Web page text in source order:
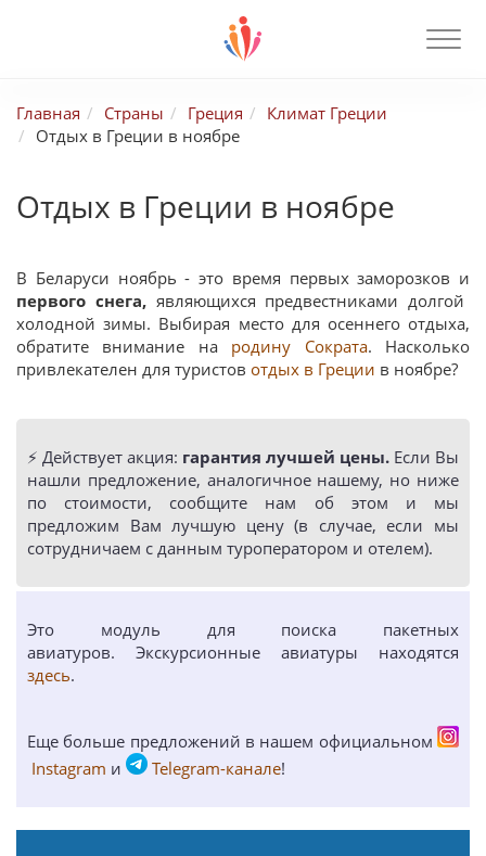
Главная Страны Греция
Климат Греции
Отдых в Греции в ноябре
Отдых в Греции в ноябре
В Беларуси ноябрь - это время первых заморозков и
первого снега,являющихся предвестниками долгой
холодной зимы. Выбирая место для осеннего отдыха,
обратите внимание на родину Сократа. Насколько
привлекателен для туристов отдых в Греции в ноябре?
⚡️ Действует акция: гарантия лучшей цены. Если Вы
нашли предложение, аналогичное нашему, но ниже
по стоимости, сообщите нам об этом и мы
предложим Вам лучшую цену (в случае, если мы
сотрудничаем с данным туроператором и отелем).
Это модуль для поиска пакетных
авиатуров. Экскурсионные авиатуры находятся
здесь.
Еще больше предложений в нашем официальном
Instagram и Telegram-канале!